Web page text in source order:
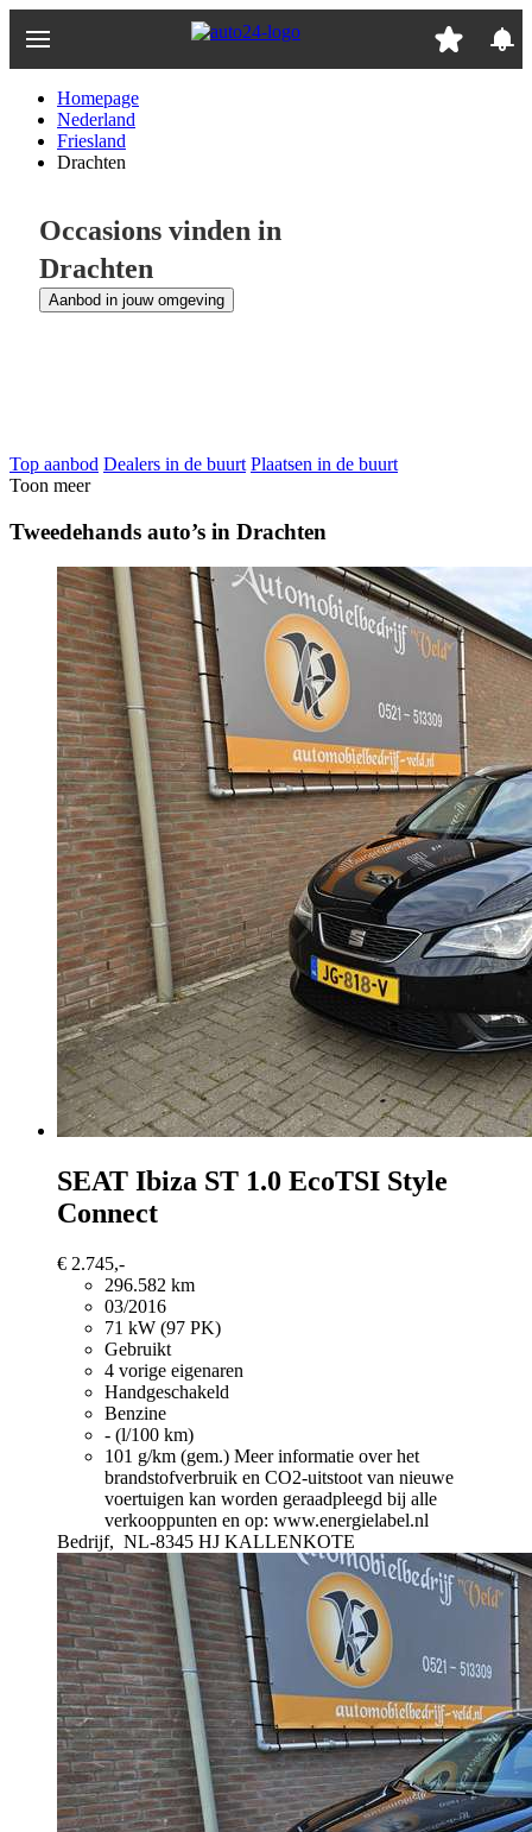
naar
Homepage
Nederland
Friesland
Drachten
Occasions vinden in
Drachten
Aanbod in jouw omgeving
Top aanbod Dealers in de buurt Plaatsen in de buurt
Toon meer
Tweedehands auto’s in Drachten
SEAT Ibiza ST 1.0 EcoTSI Style
Connect
€ 2.745,-
296.582 km
03/2016
71 kW (97 PK)
Gebruikt
4 vorige eigenaren
Handgeschakeld
Benzine
- (l/100 km)
101 g/km (gem.) Meer informatie over het
brandstofverbruik en CO2-uitstoot van nieuwe
voertuigen kan worden geraadpleegd bij alle
verkooppunten en op: www.energielabel.nl
Bedrijf, NL-8345 HJ KALLENKOTE